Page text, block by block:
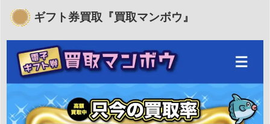
ギフト券買取『買取マンボウ』